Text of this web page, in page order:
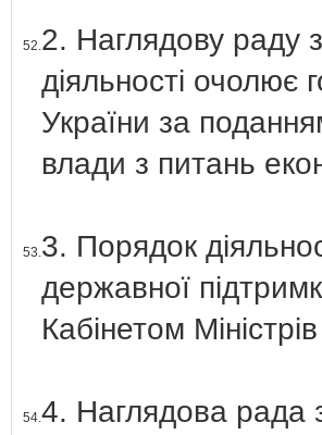
52.2. Наглядову раду
діяльності очолює
України за
влади з питань
53.3. Порядок
державної
Кабінетом
54.4. Наглядова рада